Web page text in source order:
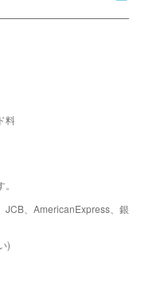
料
JCB、AmericanExpress、銀
)